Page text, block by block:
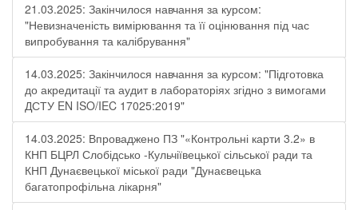
21.03.2025: Закінчилося навчання за курсом:
"Невизначеність вимірювання та її оцінювання під час
випробування та калібрування"
14.03.2025: Закінчилося навчання за курсом: "Підготовка
до акредитації та аудит в лабораторіях згідно з вимогами
ДСТУ EN ISO/IEC 17025:2019"
14.03.2025: Впроваджено ПЗ "«Контрольні карти 3.2» в
КНП БЦРЛ Слобідсько -Кульчіївецької сільської ради та
КНП Дунаєвецької міської ради "Дунаєвецька
багатопрофільна лікарня"